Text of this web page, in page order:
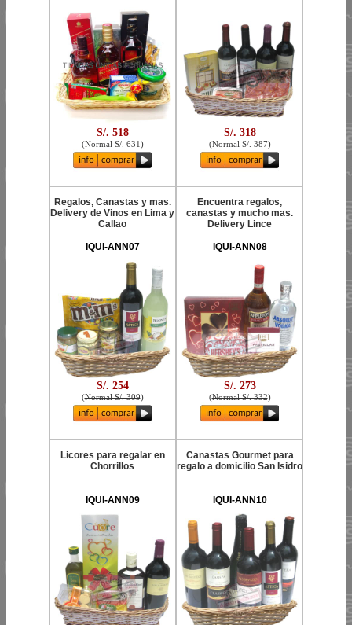
S/. 518
(Normal S/. 631)
S/. 318
(Normal S/. 387)
Regalos, Canastas y mas.
Delivery de Vinos en Lima y
Callao
IQUI-ANN07
S/. 254
(Normal S/. 309)
Encuentra regalos,
canastas y mucho mas.
Delivery Lince
IQUI-ANN08
S/. 273
(Normal S/. 332)
Licores para regalar en
Chorrillos
IQUI-ANN09
Canastas Gourmet para
regalo a domicilio San Isidro
IQUI-ANN10